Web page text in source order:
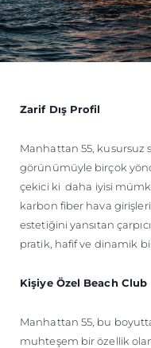
Zarif Dış Profil
Manhattan 55, kusursuz
görünümüyle birçok
çekici ki daha iyisi
karbon fiber hava
estetiğini yansıtan
pratik, hafif ve dinamik bir
Kişiye Özel Beach Club
Manhattan 55, bu
muhteşem bir özellik